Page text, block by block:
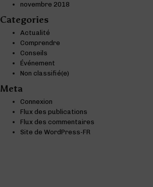
novembre 2018
Categories
Actualité
Comprendre
Conseils
Événement
Non classifié(e)
Meta
Connexion
Flux des publications
Flux des commentaires
Site de WordPress-FR